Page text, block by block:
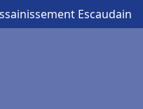
Escaudain